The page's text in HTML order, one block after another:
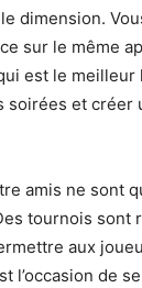
dimension.
sur le même
est le meilleur
soirées et créer
amis ne sont
tournois sont
aux
l’occasion de